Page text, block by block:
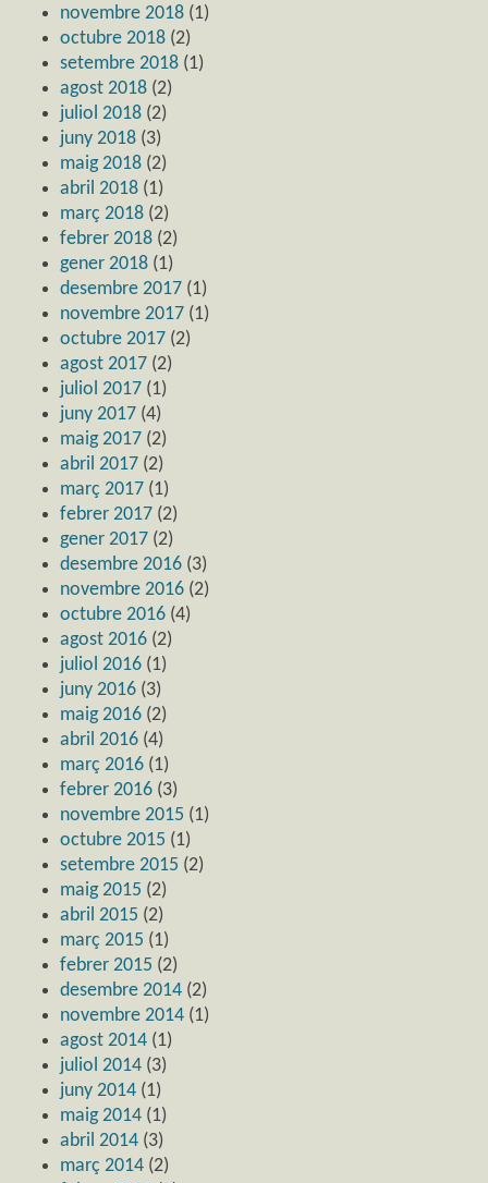
novembre 2018 (1)
octubre 2018 (2)
setembre 2018 (1)
agost 2018 (2)
juliol 2018 (2)
juny 2018 (3)
maig 2018 (2)
abril 2018 (1)
març 2018 (2)
febrer 2018 (2)
gener 2018 (1)
desembre 2017 (1)
novembre 2017 (1)
octubre 2017 (2)
agost 2017 (2)
juliol 2017 (1)
juny 2017 (4)
maig 2017 (2)
abril 2017 (2)
març 2017 (1)
febrer 2017 (2)
gener 2017 (2)
desembre 2016 (3)
novembre 2016 (2)
octubre 2016 (4)
agost 2016 (2)
juliol 2016 (1)
juny 2016 (3)
maig 2016 (2)
abril 2016 (4)
març 2016 (1)
febrer 2016 (3)
novembre 2015 (1)
octubre 2015 (1)
setembre 2015 (2)
maig 2015 (2)
abril 2015 (2)
març 2015 (1)
febrer 2015 (2)
desembre 2014 (2)
novembre 2014 (1)
agost 2014 (1)
juliol 2014 (3)
juny 2014 (1)
maig 2014 (1)
abril 2014 (3)
març 2014 (2)